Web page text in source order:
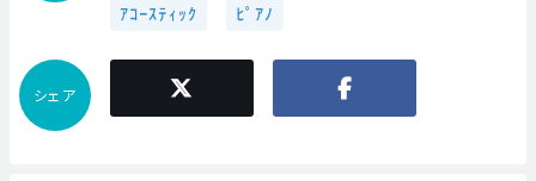
ｱｺｰｽﾃｨｯｸ ﾋﾟｱﾉ
シェア